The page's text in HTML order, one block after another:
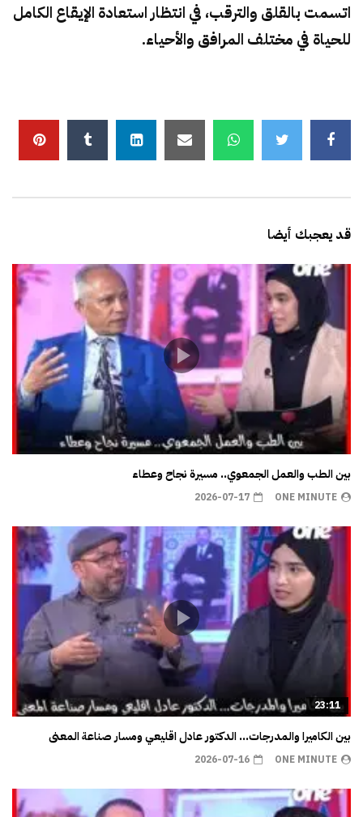
اتسمت بالقلق والترقب، في انتظار استعادة الإيقاع الكامل
للحياة في مختلف المرافق والأحياء.
قد يعجبك أيضا
بين الطب والعمل الجمعوي.. مسيرة نجاح وعطاء
ONE MINUTE
2026-07-17
23:11
بين الكاميرا والمدرجات… الدكتور عادل اقليعي ومسار صناعة المعنى
ONE MINUTE
2026-07-16